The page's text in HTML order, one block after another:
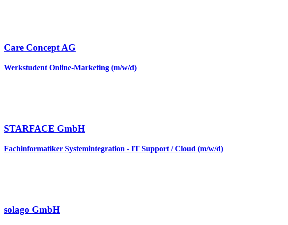
Care Concept AG
Werkstudent Online-Marketing (m/w/d)
STARFACE GmbH
Fachinformatiker Systemintegration - IT Support / Cloud (m/w/d)
solago GmbH